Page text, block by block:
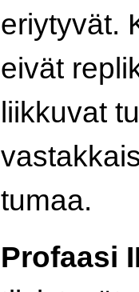
eriytyvät.
eivät
liikkuvat
tumaa.
Profaasi